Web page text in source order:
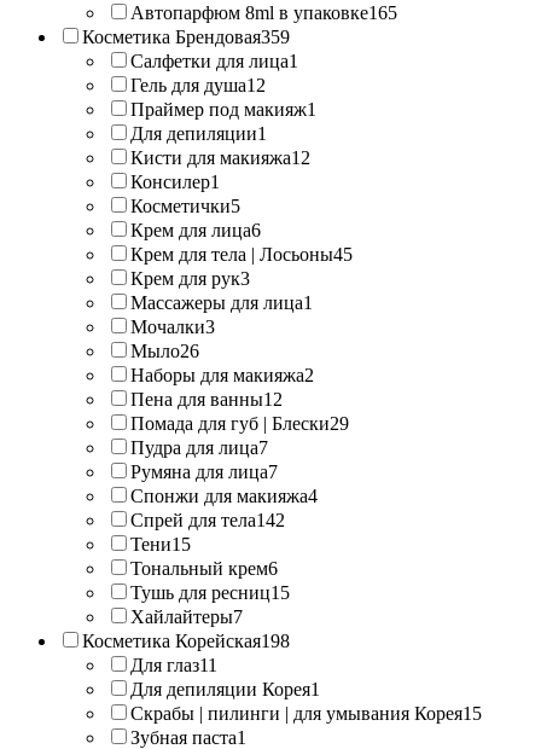
Автопарфюм 8ml в упаковке165
Косметика Брендовая359
Салфетки для лица1
Гель для душа12
Праймер под макияж1
Для депиляции1
Кисти для макияжа12
Консилер1
Косметички5
Крем для лица6
Крем для тела | Лосьоны45
Крем для рук3
Массажеры для лица1
Мочалки3
Мыло26
Наборы для макияжа2
Пена для ванны12
Помада для губ | Блески29
Пудра для лица7
Румяна для лица7
Спонжи для макияжа4
Спрей для тела142
Тени15
Тональный крем6
Тушь для ресниц15
Хайлайтеры7
Косметика Корейская198
Для глаз11
Для депиляции Корея1
Скрабы | пилинги | для умывания Корея15
Зубная паста1